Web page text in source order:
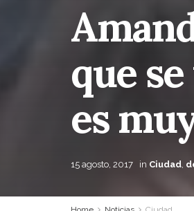
que
es
15 agosto, 2017 in Ciudad,